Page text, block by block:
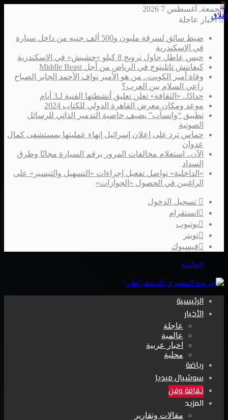
الجمعة, أغسطس 7 2026
أخبار عاجلة
ضبط سائق لسرقة مليون و500 ألف جنيه من داخل سيارة
في الإسكندرية
حبس عاطل حاول ترويج 8 كيلو «حشيش» في الإسكندرية
كيفانتش تاتليتوج في الرياض من أجل Middle Beast
وفاة أمير الكويت.. من هو الأمير نواف الأحمد الجابر الصباح
راعي السلام بين العرب؟
حدادًا.. «الثقافة» تعلن تعليق أنشطتها الفنية لـ3 أيام
موعد ومكان معرض القاهرة الدولي للكتاب 2024
تطبيق “واتسآب” يضيف خاصية التدمير الذاتي للرسائل
الصوتية
حماس ترد على إعلان إسرائيل إنهاء عمليتها بمستشفى كمال
عدوان
الآن.. استعلام مخالفات المرور برقم السيارة مجانًا وطرق
السداد
«الداخلية» تواصل تفعيل إجراءات «التسهيل والتيسير» على
الراغبين في الحصول «الجوازات»
تسجيل الدخول
انستقرام
يوتيوب
تويتر
فيسبوك
القائمة
الرئيسية
الأخبار
عاجلة
عالمية
اخبار عربية
محلية
رياضة
سوشيال ميديا
ثقافة وفن
المزيد
مقالات وتقارير
إغلاق